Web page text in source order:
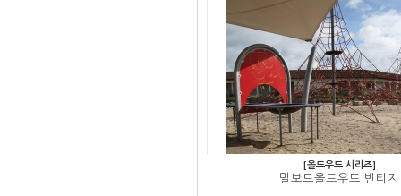
[올드우드 시리즈]
밀보드올드우드 빈티지